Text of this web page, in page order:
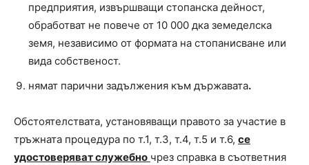
предприятия, извършващи стопанска дейност,
обработват не повече от 10 000 дка земеделска
земя, независимо от формата на стопанисване или
вида собственост.
нямат парични задължения към държавата.
Обстоятелствата, установяващи правото за участие в
тръжната процедура по т.1, т.3, т.4, т.5 и т.6, се
удостоверяват служебно чрез справка в съответния